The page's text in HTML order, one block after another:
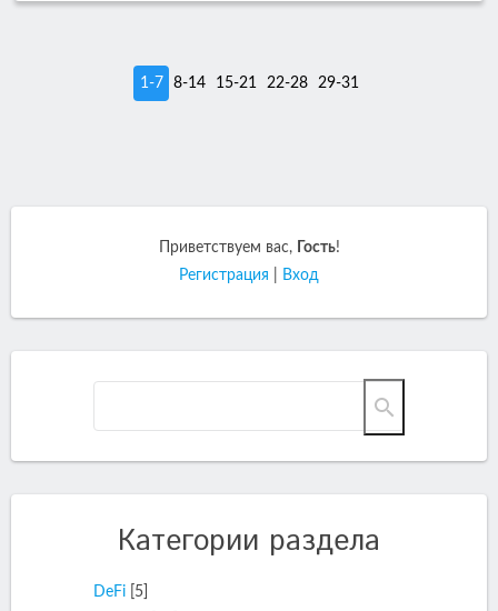
1-7 8-14 15-21 22-28 29-31
Приветствуем вас, Гость!
Регистрация
Вход
Категории раздела
DeFi
[5]